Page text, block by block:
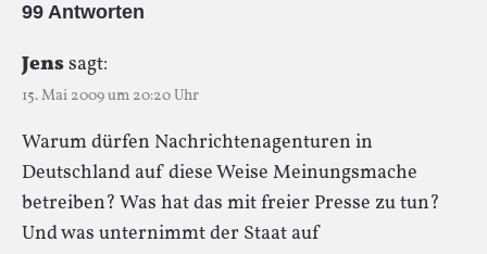
99 Antworten
Jenssagt:
15. Mai 2009 um 20:20 Uhr
Warum dürfen Nachrichtenagenturen in
Deutschland auf diese Weise Meinungsmache
betreiben? Was hat das mit freier Presse zu tun?
Und was unternimmt der Staat auf